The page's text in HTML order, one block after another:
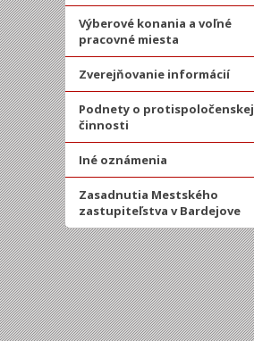
Výberové konania a voľné
pracovné miesta
Zverejňovanie informácií
Podnety o protispoločenskej
činnosti
Iné oznámenia
Zasadnutia Mestského
zastupiteľstva v Bardejove